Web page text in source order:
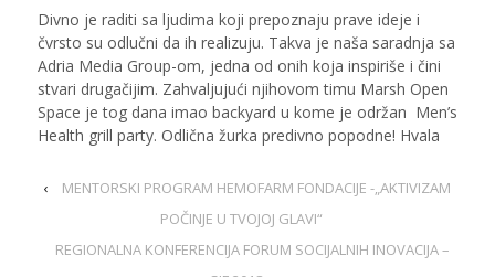
Divno je raditi sa ljudima koji prepoznaju prave ideje i
čvrsto su odlučni da ih realizuju. Takva je naša saradnja sa
Adria Media Group-om, jedna od onih koja inspiriše i čini
stvari drugačijim. Zahvaljujući njihovom timu Marsh Open
Space je tog dana imao backyard u kome je održan Men’s
Health grill party. Odlična žurka predivno popodne! Hvala
‹
MENTORSKI PROGRAM HEMOFARM FONDACIJE -„AKTIVIZAM
POČINJE U TVOJOJ GLAVI“
REGIONALNA KONFERENCIJA FORUM SOCIJALNIH INOVACIJA –